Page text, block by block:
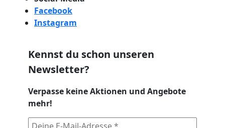
Facebook
Instagram
Kennst du schon unseren
Newsletter?
Verpasse keine Aktionen und Angebote
mehr!